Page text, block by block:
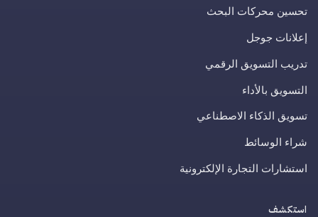
تحسين محركات البحث
إعلانات جوجل
تدريب التسويق الرقمي
التسويق بالأداء
تسويق الذكاء الاصطناعي
شراء الوسائط
استشارات التجارة الإلكترونية
استكشف